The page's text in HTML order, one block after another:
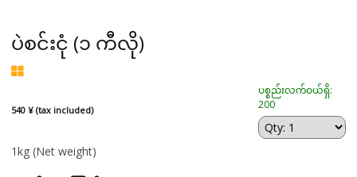
ပဲစင်းငုံ (၁ ကီလို)
540 ¥ (tax included)
ပစ္စည်းလက်ဝယ်ရှိ:
200
1kg (Net weight)